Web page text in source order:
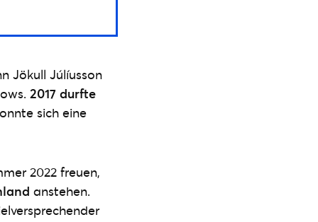
Jökull Júlíusson
2017 durfte
sich eine
2022 freuen,
anstehen.